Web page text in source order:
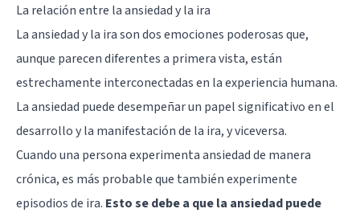
La relación entre la ansiedad y la ira
La ansiedad y la ira son dos emociones poderosas que,
aunque parecen diferentes a primera vista, están
estrechamente interconectadas en la experiencia humana.
La ansiedad puede desempeñar un papel significativo en el
desarrollo y la manifestación de la ira, y viceversa.
Cuando una persona experimenta ansiedad de manera
crónica, es más probable que también experimente
episodios de ira. Esto se debe a que la ansiedad puede